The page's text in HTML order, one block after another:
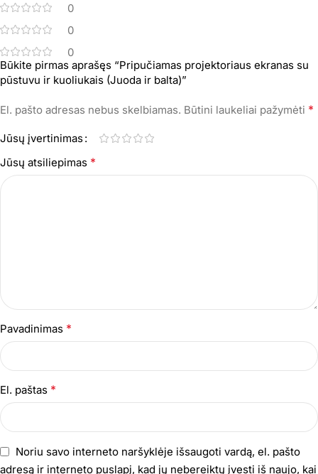
0
0
0
Būkite pirmas aprašęs “Pripučiamas projektoriaus ekranas su
pūstuvu ir kuoliukais (Juoda ir balta)”
El. pašto adresas nebus skelbiamas. Būtini laukeliai pažymėti *
Jūsų įvertinimas
Jūsų atsiliepimas *
Pavadinimas *
El. paštas *
Noriu savo interneto naršyklėje išsaugoti vardą, el. pašto
adresą ir interneto puslapį, kad jų nebereiktų įvesti iš naujo, kai